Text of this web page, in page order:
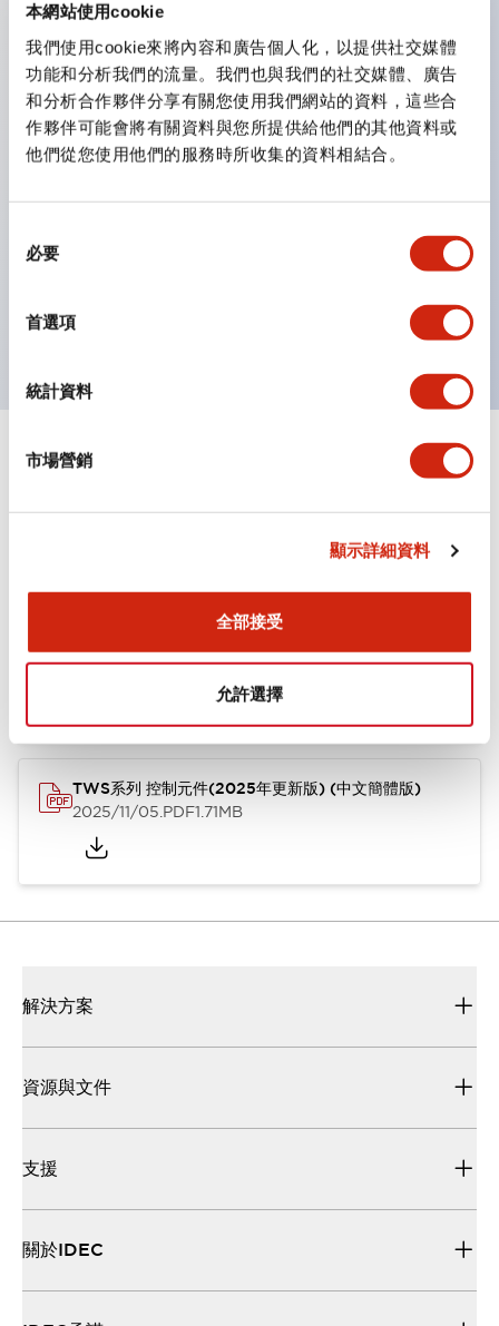
本網站使用cookie
我們使用cookie來將內容和廣告個人化，以提供社交媒體
功能和分析我們的流量。我們也與我們的社交媒體、廣告
和分析合作夥伴分享有關您使用我們網站的資料，這些合
作夥伴可能會將有關資料與您所提供給他們的其他資料或
他們從您使用他們的服務時所收集的資料相結合。
必要
首選項
統計資料
市場營銷
顯示詳細資料
全部接受
允許選擇
照明單元的低電壓類型（6～24V類型）預計自2026年1
月起逐步切換為新目錄型號產品
可搭載高電壓類型的LED燈泡，直連類型的額定使用電
壓最高可支援至240V。
不需要端子蓋。（不包括指示燈的直連類型）
去每種顏色分開的LED燈泡，現在可用一顆單色LED燈
UL、CSA、TÜV、CCC認證品。（部分機種除外）
文件和檔案
其他
2025/11/04.PDF1.30MB
TWS系列 控制元件(2025年更新版) (中文簡體版)
2025/11/05.PDF1.71MB
解決方案
資源與文件
支援
關於IDEC